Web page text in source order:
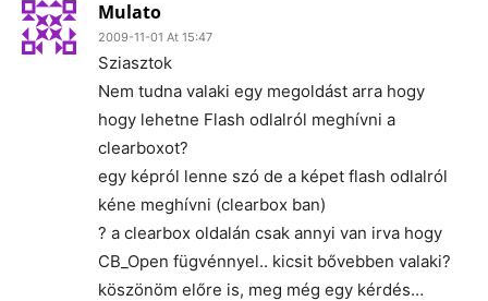
Mulato
2009-11-01 At 15:47
Sziasztok
Nem tudna valaki egy megoldást arra hogy
hogy lehetne Flash odlalról meghívni a
clearboxot?
egy képról lenne szó de a képet flash odlalról
kéne meghívni (clearbox ban)
? a clearbox oldalán csak annyi van irva hogy
CB_Open fügvénnyel.. kicsit bővebben valaki?
köszönöm előre is, meg még egy kérdés…